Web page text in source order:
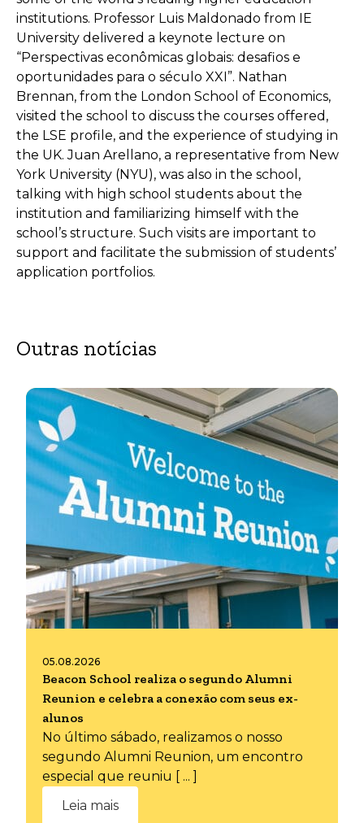
institutions. Professor Luis Maldonado from IE
University delivered a keynote lecture on
“Perspectivas econômicas globais: desafios e
oportunidades para o século XXI”. Nathan
Brennan, from the London School of Economics,
visited the school to discuss the courses offered,
the LSE profile, and the experience of studying in
the UK. Juan Arellano, a representative from New
York University (NYU), was also in the school,
talking with high school students about the
institution and familiarizing himself with the
school’s structure. Such visits are important to
support and facilitate the submission of students’
application portfolios.
Outras notícias
05.08.2026
Beacon School realiza o segundo Alumni
Reunion e celebra a conexão com seus ex-
alunos
No último sábado, realizamos o nosso
segundo Alumni Reunion, um encontro
especial que reuniu [ ... ]
Leia mais